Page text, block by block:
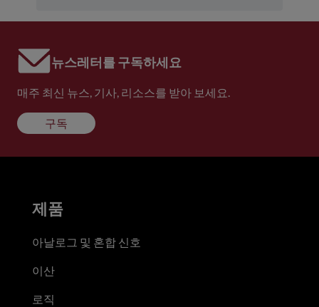
뉴스레터를 구독하세요
매주 최신 뉴스, 기사, 리소스를 받아 보세요.
구독
제품
아날로그 및 혼합 신호
이산
로직